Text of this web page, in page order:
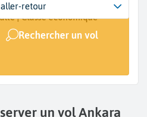
(ANK)
de votre voyage
| Classe
| Classe économique
Rechercher un vol
aller-retour
un vol Ankara